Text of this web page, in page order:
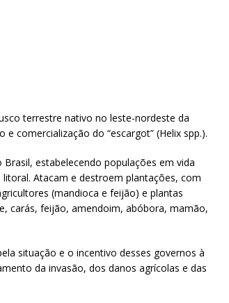
terrestre nativo no leste-nordeste da
comercialização do “escargot” (Helix spp.).
estabelecendo populações em vida
Atacam e destroem plantações, com
(mandioca e feijão) e plantas
carás, feijão, amendoim, abóbora, mamão,
situação e o incentivo desses governos à
da invasão, dos danos agrícolas e das